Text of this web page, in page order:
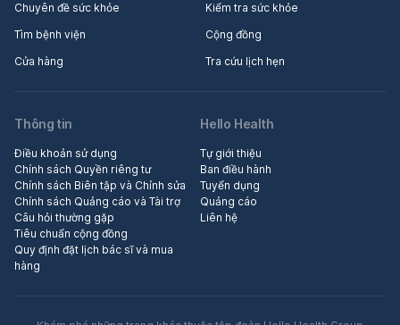
Chuyên đề sức khỏe
Kiểm tra sức khỏe
Tìm bệnh viện
Cộng đồng
Cửa hàng
Tra cứu lịch hẹn
Thông tin
Điều khoản sử dụng
Chính sách Quyền riêng tư
Chính sách Biên tập và Chỉnh sửa
Chính sách Quảng cáo và Tài trợ
Câu hỏi thường gặp
Tiêu chuẩn cộng đồng
Quy định đặt lịch bác sĩ và mua
hàng
Hello Health
Tự giới thiệu
Ban điều hành
Tuyển dụng
Quảng cáo
Liên hệ